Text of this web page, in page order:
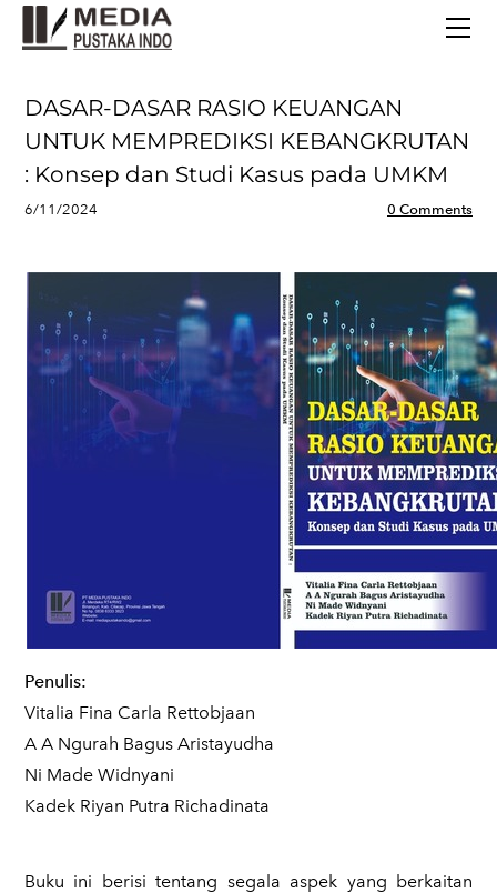
DASAR-DASAR RASIO KEUANGAN
UNTUK MEMPREDIKSI KEBANGKRUTAN
: Konsep dan Studi Kasus pada UMKM
6/11/2024 0 Comments
Penulis:
Vitalia Fina Carla Rettobjaan
A A Ngurah Bagus Aristayudha
Ni Made Widnyani
Kadek Riyan Putra Richadinata
Buku ini berisi tentang segala aspek yang berkaitan